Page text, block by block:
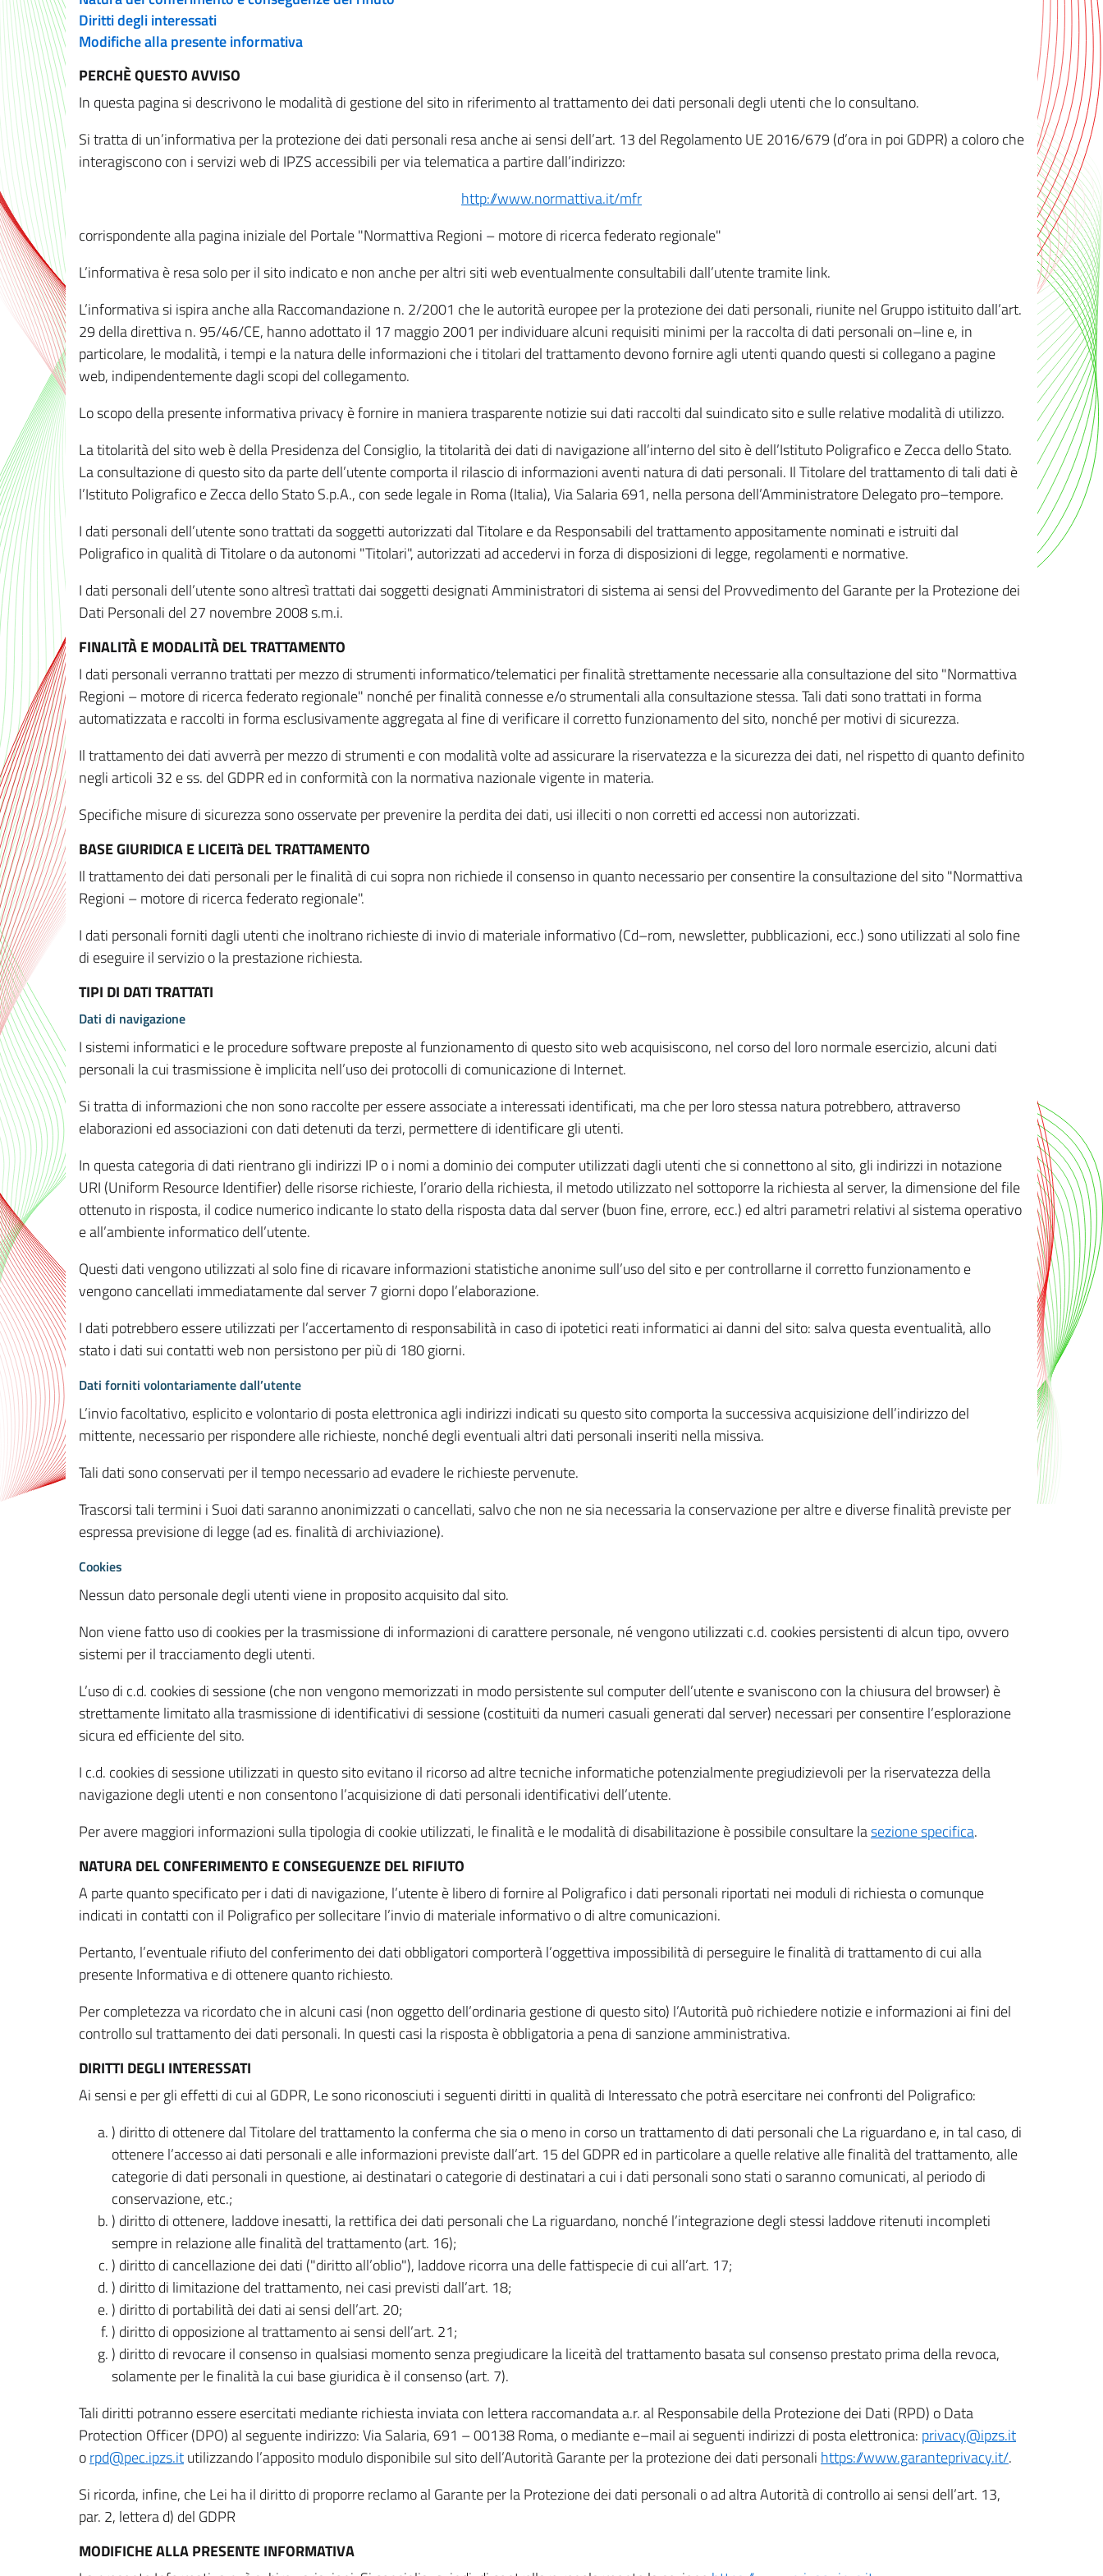
Diritti degli interessati
Modifiche alla presente informativa
PERCHÈ QUESTO AVVISO
In questa pagina si descrivono le modalità di gestione del sito in riferimento al trattamento dei dati personali degli utenti che lo consultano.
Si tratta di un’informativa per la protezione dei dati personali resa anche ai sensi dell’art. 13 del Regolamento UE 2016/679 (d’ora in poi GDPR) a coloro che
interagiscono con i servizi web di IPZS accessibili per via telematica a partire dall’indirizzo:
http://www.normattiva.it/mfr
corrispondente alla pagina iniziale del Portale "Normattiva Regioni – motore di ricerca federato regionale"
L’informativa è resa solo per il sito indicato e non anche per altri siti web eventualmente consultabili dall’utente tramite link.
L’informativa si ispira anche alla Raccomandazione n. 2/2001 che le autorità europee per la protezione dei dati personali, riunite nel Gruppo istituito dall’art.
29 della direttiva n. 95/46/CE, hanno adottato il 17 maggio 2001 per individuare alcuni requisiti minimi per la raccolta di dati personali on–line e, in
particolare, le modalità, i tempi e la natura delle informazioni che i titolari del trattamento devono fornire agli utenti quando questi si collegano a pagine
web, indipendentemente dagli scopi del collegamento.
Lo scopo della presente informativa privacy è fornire in maniera trasparente notizie sui dati raccolti dal suindicato sito e sulle relative modalità di utilizzo.
La titolarità del sito web è della Presidenza del Consiglio, la titolarità dei dati di navigazione all’interno del sito è dell’Istituto Poligrafico e Zecca dello Stato.
La consultazione di questo sito da parte dell’utente comporta il rilascio di informazioni aventi natura di dati personali. Il Titolare del trattamento di tali dati è
l’Istituto Poligrafico e Zecca dello Stato S.p.A., con sede legale in Roma (Italia), Via Salaria 691, nella persona dell’Amministratore Delegato pro–tempore.
I dati personali dell’utente sono trattati da soggetti autorizzati dal Titolare e da Responsabili del trattamento appositamente nominati e istruiti dal
Poligrafico in qualità di Titolare o da autonomi "Titolari", autorizzati ad accedervi in forza di disposizioni di legge, regolamenti e normative.
I dati personali dell’utente sono altresì trattati dai soggetti designati Amministratori di sistema ai sensi del Provvedimento del Garante per la Protezione dei
Dati Personali del 27 novembre 2008 s.m.i.
FINALITÀ E MODALITÀ DEL TRATTAMENTO
I dati personali verranno trattati per mezzo di strumenti informatico/telematici per finalità strettamente necessarie alla consultazione del sito "Normattiva
Regioni – motore di ricerca federato regionale" nonché per finalità connesse e/o strumentali alla consultazione stessa. Tali dati sono trattati in forma
automatizzata e raccolti in forma esclusivamente aggregata al fine di verificare il corretto funzionamento del sito, nonché per motivi di sicurezza.
Il trattamento dei dati avverrà per mezzo di strumenti e con modalità volte ad assicurare la riservatezza e la sicurezza dei dati, nel rispetto di quanto definito
negli articoli 32 e ss. del GDPR ed in conformità con la normativa nazionale vigente in materia.
Specifiche misure di sicurezza sono osservate per prevenire la perdita dei dati, usi illeciti o non corretti ed accessi non autorizzati.
BASE GIURIDICA E LICEITà DEL TRATTAMENTO
Il trattamento dei dati personali per le finalità di cui sopra non richiede il consenso in quanto necessario per consentire la consultazione del sito "Normattiva
Regioni – motore di ricerca federato regionale".
I dati personali forniti dagli utenti che inoltrano richieste di invio di materiale informativo (Cd–rom, newsletter, pubblicazioni, ecc.) sono utilizzati al solo fine
di eseguire il servizio o la prestazione richiesta.
TIPI DI DATI TRATTATI
Dati di navigazione
I sistemi informatici e le procedure software preposte al funzionamento di questo sito web acquisiscono, nel corso del loro normale esercizio, alcuni dati
personali la cui trasmissione è implicita nell’uso dei protocolli di comunicazione di Internet.
Si tratta di informazioni che non sono raccolte per essere associate a interessati identificati, ma che per loro stessa natura potrebbero, attraverso
elaborazioni ed associazioni con dati detenuti da terzi, permettere di identificare gli utenti.
In questa categoria di dati rientrano gli indirizzi IP o i nomi a dominio dei computer utilizzati dagli utenti che si connettono al sito, gli indirizzi in notazione
URI (Uniform Resource Identifier) delle risorse richieste, l’orario della richiesta, il metodo utilizzato nel sottoporre la richiesta al server, la dimensione del file
ottenuto in risposta, il codice numerico indicante lo stato della risposta data dal server (buon fine, errore, ecc.) ed altri parametri relativi al sistema operativo
e all’ambiente informatico dell’utente.
Questi dati vengono utilizzati al solo fine di ricavare informazioni statistiche anonime sull’uso del sito e per controllarne il corretto funzionamento e
vengono cancellati immediatamente dal server 7 giorni dopo l’elaborazione.
I dati potrebbero essere utilizzati per l’accertamento di responsabilità in caso di ipotetici reati informatici ai danni del sito: salva questa eventualità, allo
stato i dati sui contatti web non persistono per più di 180 giorni.
Dati forniti volontariamente dall’utente
L’invio facoltativo, esplicito e volontario di posta elettronica agli indirizzi indicati su questo sito comporta la successiva acquisizione dell’indirizzo del
mittente, necessario per rispondere alle richieste, nonché degli eventuali altri dati personali inseriti nella missiva.
Tali dati sono conservati per il tempo necessario ad evadere le richieste pervenute.
Trascorsi tali termini i Suoi dati saranno anonimizzati o cancellati, salvo che non ne sia necessaria la conservazione per altre e diverse finalità previste per
espressa previsione di legge (ad es. finalità di archiviazione).
Cookies
Nessun dato personale degli utenti viene in proposito acquisito dal sito.
Non viene fatto uso di cookies per la trasmissione di informazioni di carattere personale, né vengono utilizzati c.d. cookies persistenti di alcun tipo, ovvero
sistemi per il tracciamento degli utenti.
L’uso di c.d. cookies di sessione (che non vengono memorizzati in modo persistente sul computer dell’utente e svaniscono con la chiusura del browser) è
strettamente limitato alla trasmissione di identificativi di sessione (costituiti da numeri casuali generati dal server) necessari per consentire l’esplorazione
sicura ed efficiente del sito.
I c.d. cookies di sessione utilizzati in questo sito evitano il ricorso ad altre tecniche informatiche potenzialmente pregiudizievoli per la riservatezza della
navigazione degli utenti e non consentono l’acquisizione di dati personali identificativi dell’utente.
Per avere maggiori informazioni sulla tipologia di cookie utilizzati, le finalità e le modalità di disabilitazione è possibile consultare lasezione specifica.
NATURA DEL CONFERIMENTO E CONSEGUENZE DEL RIFIUTO
A parte quanto specificato per i dati di navigazione, l’utente è libero di fornire al Poligrafico i dati personali riportati nei moduli di richiesta o comunque
indicati in contatti con il Poligrafico per sollecitare l’invio di materiale informativo o di altre comunicazioni.
Pertanto, l’eventuale rifiuto del conferimento dei dati obbligatori comporterà l’oggettiva impossibilità di perseguire le finalità di trattamento di cui alla
presente Informativa e di ottenere quanto richiesto.
Per completezza va ricordato che in alcuni casi (non oggetto dell’ordinaria gestione di questo sito) l’Autorità può richiedere notizie e informazioni ai fini del
controllo sul trattamento dei dati personali. In questi casi la risposta è obbligatoria a pena di sanzione amministrativa.
DIRITTI DEGLI INTERESSATI
Ai sensi e per gli effetti di cui al GDPR, Le sono riconosciuti i seguenti diritti in qualità di Interessato che potrà esercitare nei confronti del Poligrafico:
) diritto di ottenere dal Titolare del trattamento la conferma che sia o meno in corso un trattamento di dati personali che La riguardano e, in tal caso, di
ottenere l’accesso ai dati personali e alle informazioni previste dall’art. 15 del GDPR ed in particolare a quelle relative alle finalità del trattamento, alle
categorie di dati personali in questione, ai destinatari o categorie di destinatari a cui i dati personali sono stati o saranno comunicati, al periodo di
conservazione, etc.;
) diritto di ottenere, laddove inesatti, la rettifica dei dati personali che La riguardano, nonché l’integrazione degli stessi laddove ritenuti incompleti
sempre in relazione alle finalità del trattamento (art. 16);
) diritto di cancellazione dei dati ("diritto all’oblio"), laddove ricorra una delle fattispecie di cui all’art. 17;
) diritto di limitazione del trattamento, nei casi previsti dall’art. 18;
) diritto di portabilità dei dati ai sensi dell’art. 20;
) diritto di opposizione al trattamento ai sensi dell’art. 21;
) diritto di revocare il consenso in qualsiasi momento senza pregiudicare la liceità del trattamento basata sul consenso prestato prima della revoca,
solamente per le finalità la cui base giuridica è il consenso (art. 7).
Tali diritti potranno essere esercitati mediante richiesta inviata con lettera raccomandata a.r. al Responsabile della Protezione dei Dati (RPD) o Data
Protection Officer (DPO) al seguente indirizzo: Via Salaria, 691 – 00138 Roma, o mediante e–mail ai seguenti indirizzi di posta elettronica: privacy@ipzs.it
orpd@pec.ipzs.itutilizzando l’apposito modulo disponibile sul sito dell’Autorità Garante per la protezione dei dati personali https://www.garanteprivacy.it/.
Si ricorda, infine, che Lei ha il diritto di proporre reclamo al Garante per la Protezione dei dati personali o ad altra Autorità di controllo ai sensi dell’art. 13,
par. 2, lettera d) del GDPR
MODIFICHE ALLA PRESENTE INFORMATIVA